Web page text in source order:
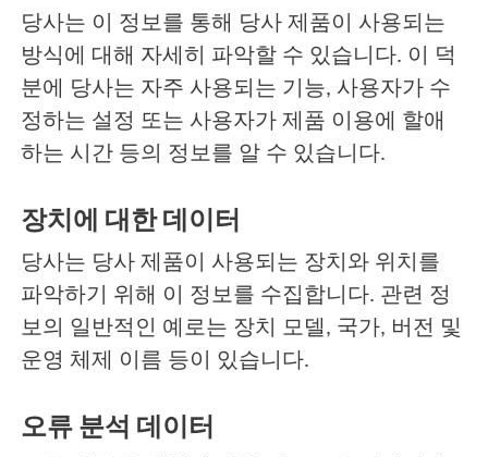
당사는 이 정보를 통해 당사 제품이 사용되는
방식에 대해 자세히 파악할 수 있습니다. 이 덕
분에 당사는 자주 사용되는 기능, 사용자가 수
정하는 설정 또는 사용자가 제품 이용에 할애
하는 시간 등의 정보를 알 수 있습니다.
장치에 대한 데이터
당사는 당사 제품이 사용되는 장치와 위치를
파악하기 위해 이 정보를 수집합니다. 관련 정
보의 일반적인 예로는 장치 모델, 국가, 버전 및
운영 체제 이름 등이 있습니다.
오류 분석 데이터